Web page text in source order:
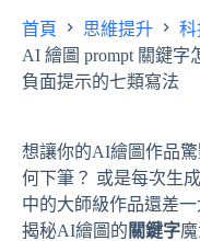
首頁 思維提升
科
AI 繪圖 prompt 關鍵
負面提示的七類寫法
想讓你的AI繪圖作品
何下筆？ 或是每次生
中的大師級作品還差
揭秘AI繪圖的 關鍵字